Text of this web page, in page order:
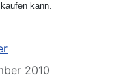
kann.
2010